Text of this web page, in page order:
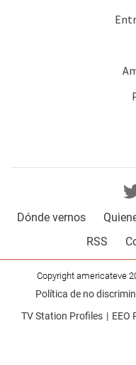
Dónde vernos
RSS
Copyright americateve
Política de no
TV Station Profiles
EEO